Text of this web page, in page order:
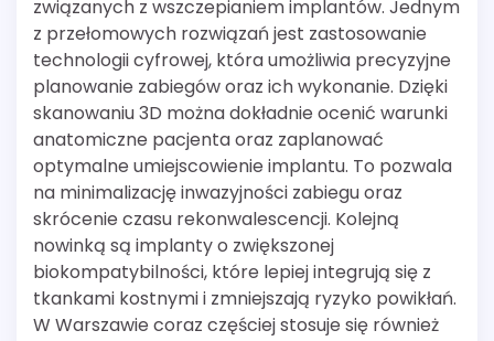
związanych z wszczepianiem implantów. Jednym
z przełomowych rozwiązań jest zastosowanie
technologii cyfrowej, która umożliwia precyzyjne
planowanie zabiegów oraz ich wykonanie. Dzięki
skanowaniu 3D można dokładnie ocenić warunki
anatomiczne pacjenta oraz zaplanować
optymalne umiejscowienie implantu. To pozwala
na minimalizację inwazyjności zabiegu oraz
skrócenie czasu rekonwalescencji. Kolejną
nowinką są implanty o zwiększonej
biokompatybilności, które lepiej integrują się z
tkankami kostnymi i zmniejszają ryzyko powikłań.
W Warszawie coraz częściej stosuje się również